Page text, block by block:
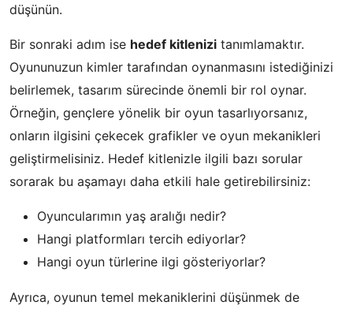
düşünün.
Bir sonraki adım ise hedef kitlenizi tanımlamaktır.
Oyununuzun kimler tarafından oynanmasını istediğinizi
belirlemek, tasarım sürecinde önemli bir rol oynar.
Örneğin, gençlere yönelik bir oyun tasarlıyorsanız,
onların ilgisini çekecek grafikler ve oyun mekanikleri
geliştirmelisiniz. Hedef kitlenizle ilgili bazı sorular
sorarak bu aşamayı daha etkili hale getirebilirsiniz:
Oyuncularımın yaş aralığı nedir?
Hangi platformları tercih ediyorlar?
Hangi oyun türlerine ilgi gösteriyorlar?
Ayrıca, oyunun temel mekaniklerini düşünmek de